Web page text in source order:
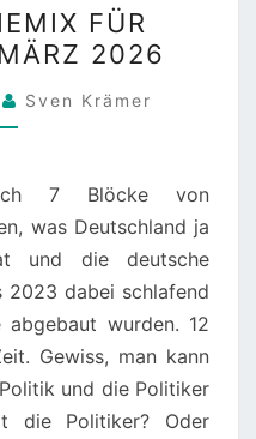
FÜR
FÜR
2026
Sven Krämer
7 Blöcke von
was Deutschland ja
und die deutsche
2023 dabei schlafend
wurden. 12
Gewiss, man kann
und die Politiker
die Politiker? Oder